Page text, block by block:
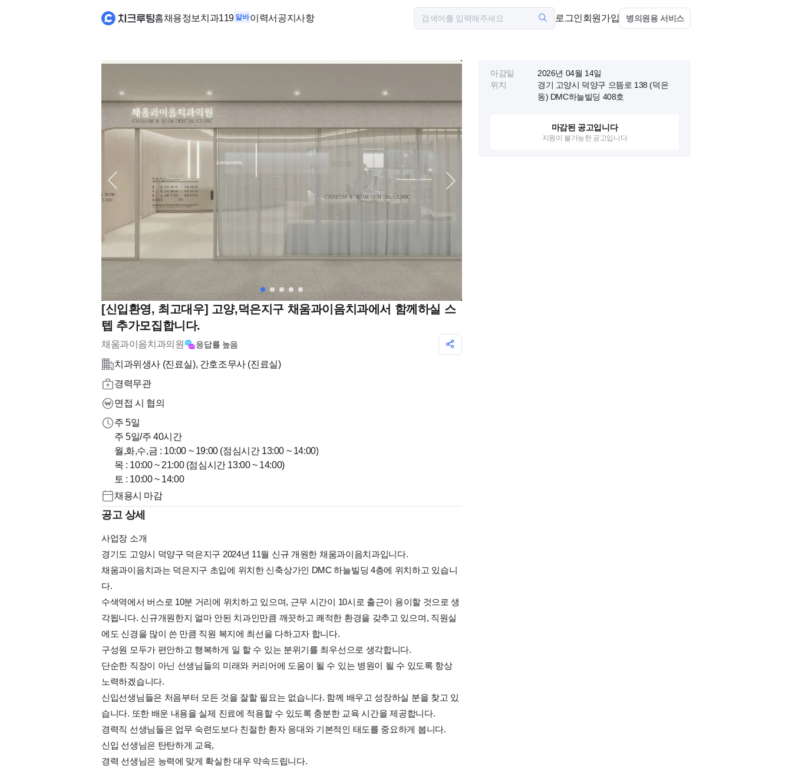
홈채용정보 치과119 알바이력서 공지사항 로그인회원가입 병의원용 서비스
[신입환영, 최고대우] 고양,덕은지구 채움과이음치과에서 함께하실 스
텝 추가모집합니다.
채움과이음치과의원 응답률 높음
치과위생사 (진료실), 간호조무사 (진료실)
경력무관
면접 시 협의
주 5일
주 5일/주 40시간
월,화,수,금 : 10:00 ~ 19:00 (점심시간 13:00 ~ 14:00)
목 : 10:00 ~ 21:00 (점심시간 13:00 ~ 14:00)
토 : 10:00 ~ 14:00
채용시 마감
공고 상세
사업장 소개
경기도 고양시 덕양구 덕은지구 2024년 11월 신규 개원한 채움과이음치과입니다.
채움과이음치과는 덕은지구 초입에 위치한 신축상가인 DMC 하늘빌딩 4층에 위치하고 있습니
다.
수색역에서 버스로 10분 거리에 위치하고 있으며, 근무 시간이 10시로 출근이 용이할 것으로 생
각됩니다. 신규개원한지 얼마 안된 치과인만큼 깨끗하고 쾌적한 환경을 갖추고 있으며, 직원실
에도 신경을 많이 쓴 만큼 직원 복지에 최선을 다하고자 합니다.
구성원 모두가 편안하고 행복하게 일 할 수 있는 분위기를 최우선으로 생각합니다.
단순한 직장이 아닌 선생님들의 미래와 커리어에 도움이 될 수 있는 병원이 될 수 있도록 항상
노력하겠습니다.
신입선생님들은 처음부터 모든 것을 잘할 필요는 없습니다. 함께 배우고 성장하실 분을 찾고 있
습니다. 또한 배운 내용을 실제 진료에 적용할 수 있도록 충분한 교육 시간을 제공합니다.
경력직 선생님들은 업무 숙련도보다 친절한 환자 응대와 기본적인 태도를 중요하게 봅니다.
신입 선생님은 탄탄하게 교육,
경력 선생님은 능력에 맞게 확실한 대우 약속드립니다.
마감일
2026년 04월 14일
위치
경기 고양시 덕양구 으뜸로 138 (덕은
동) DMC하늘빌딩 408호
마감된 공고입니다
지원이 불가능한 공고입니다